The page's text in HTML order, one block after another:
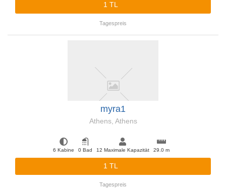
1 TL
Tagespreis
myra1
Athens, Athens
6 Kabine 0 Bad 12 Maximale Kapazität 29.0 m
1 TL
Tagespreis